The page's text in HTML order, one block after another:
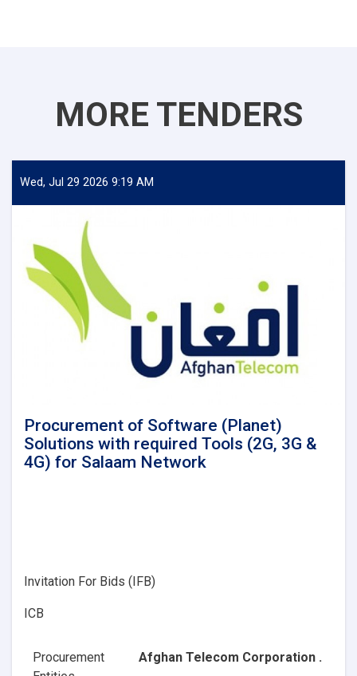
MORE TENDERS
Wed, Jul 29 2026 9:19 AM
Procurement of Software (Planet)
Solutions with required Tools (2G, 3G &
4G) for Salaam Network
Invitation For Bids (IFB)
ICB
Procurement
Afghan Telecom Corporation .